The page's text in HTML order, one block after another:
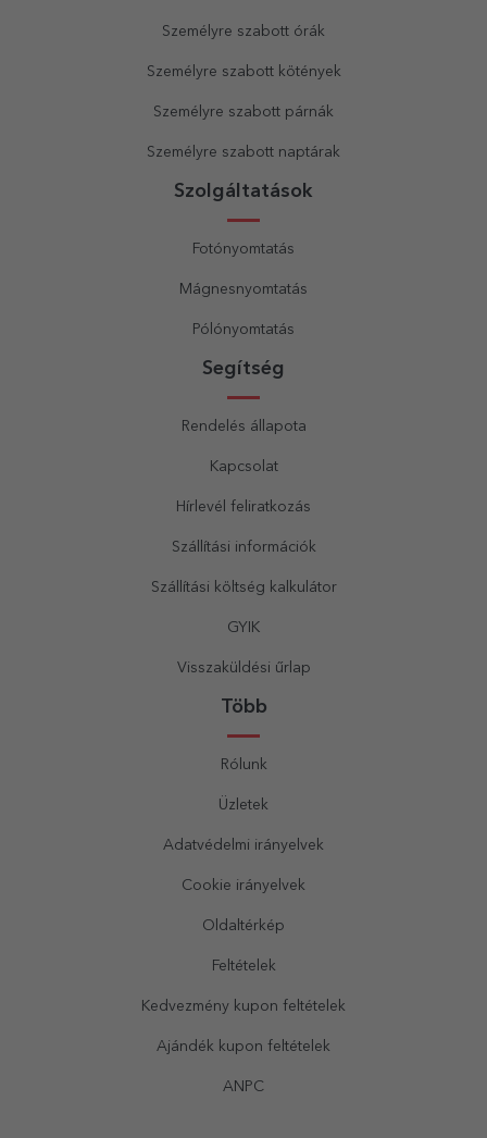
Személyre szabott órák
Személyre szabott kötények
Személyre szabott párnák
Személyre szabott naptárak
Szolgáltatások
Fotónyomtatás
Mágnesnyomtatás
Pólónyomtatás
Segítség
Rendelés állapota
Kapcsolat
Hírlevél feliratkozás
Szállítási információk
Szállítási költség kalkulátor
GYIK
Visszaküldési űrlap
Több
Rólunk
Üzletek
Adatvédelmi irányelvek
Cookie irányelvek
Oldaltérkép
Feltételek
Kedvezmény kupon feltételek
Ajándék kupon feltételek
ANPC